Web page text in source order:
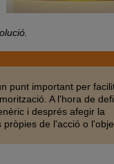
punt important per
A l'hora de
i després afegir la
de l'acció o